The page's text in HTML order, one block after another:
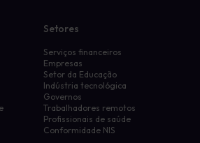
Setores
Serviços financeiros
Empresas
Setor da Educação
Indústria tecnológica
Governos
Trabalhadores remotos
Profissionais de saúde
Conformidade NIS